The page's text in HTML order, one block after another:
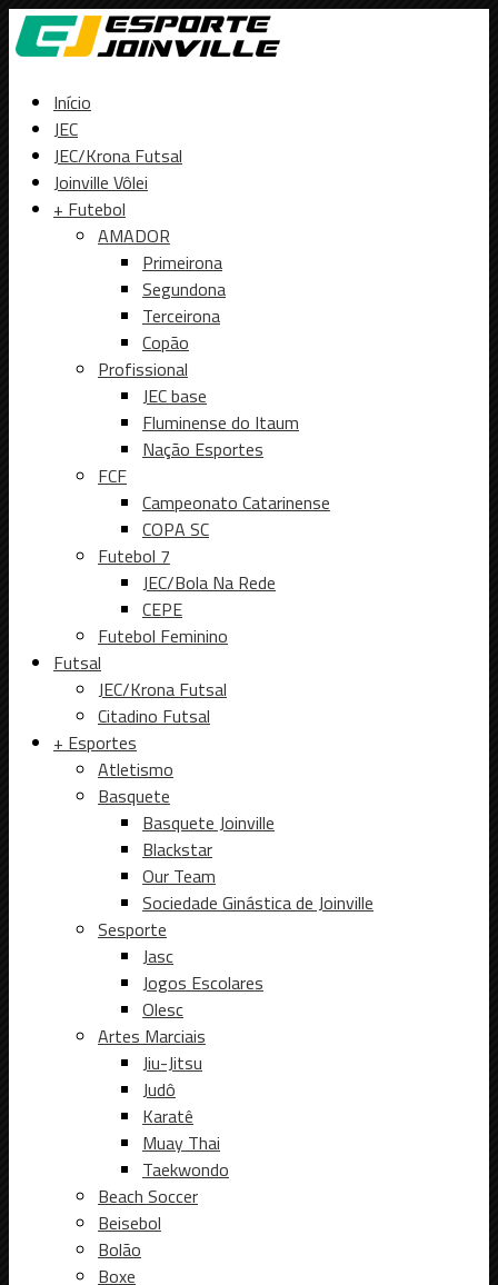
Início
JEC
JEC/Krona Futsal
Joinville Vôlei
+ Futebol
AMADOR
Primeirona
Segundona
Terceirona
Copão
Profissional
JEC base
Fluminense do Itaum
Nação Esportes
FCF
Campeonato Catarinense
COPA SC
Futebol 7
JEC/Bola Na Rede
CEPE
Futebol Feminino
Futsal
JEC/Krona Futsal
Citadino Futsal
+ Esportes
Atletismo
Basquete
Basquete Joinville
Blackstar
Our Team
Sociedade Ginástica de Joinville
Sesporte
Jasc
Jogos Escolares
Olesc
Artes Marciais
Jiu-Jitsu
Judô
Karatê
Muay Thai
Taekwondo
Beach Soccer
Beisebol
Bolão
Boxe